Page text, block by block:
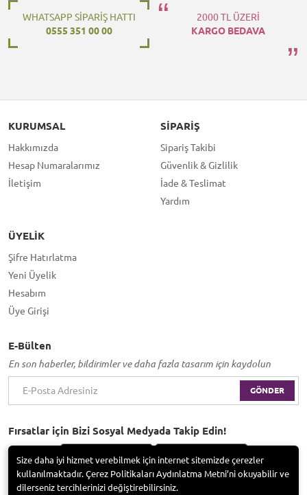
WHATSAPP SİPARİŞ HATTI
0555 351 00 00
2000 TL ÜZERİ
KARGO BEDAVA
KURUMSAL
Hakkımızda
Hesap Numaralarımız
İletişim
SIPARIŞ
Sipariş Takibi
Güvenlik & Gizlilik
İade & Teslimat
Yardım
ÜYELIK
Şifre Hatırlatma
Yeni Üyelik
Hesabım
Üye Girişi
E-Bülten
En son haberler, bildirimler ve daha fazla tasarım için kaydolun
GÖNDER
Fırsatlar için Bizi Sosyal Medyada Takip Edin!
Size daha iyi hizmet verebilmek için internet sitemizde çerezler
kullanılmaktadır. Çerez Politikaları Aydınlatma Metni’ni okuyabilir ve
dilerseniz tercihlerinizi değiştirebilirsiniz.